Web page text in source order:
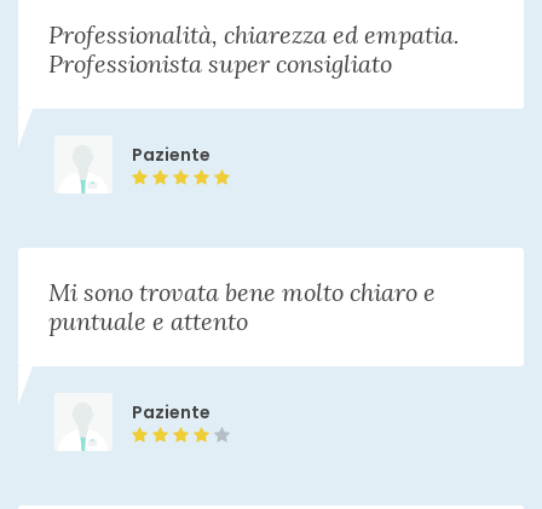
Professionalità, chiarezza ed empatia.
Professionista super consigliato
Paziente
Mi sono trovata bene molto chiaro e
puntuale e attento
Paziente